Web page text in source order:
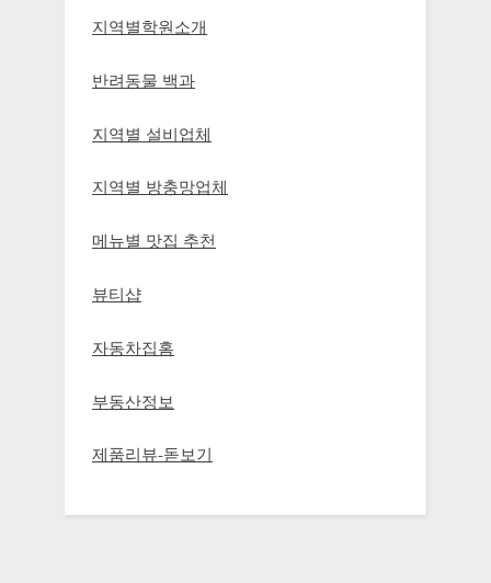
지역별학원소개
반려동물 백과
지역별 설비업체
지역별 방충망업체
메뉴별 맛집 추천
뷰티샵
자동차집홈
부동산정보
제품리뷰-돋보기